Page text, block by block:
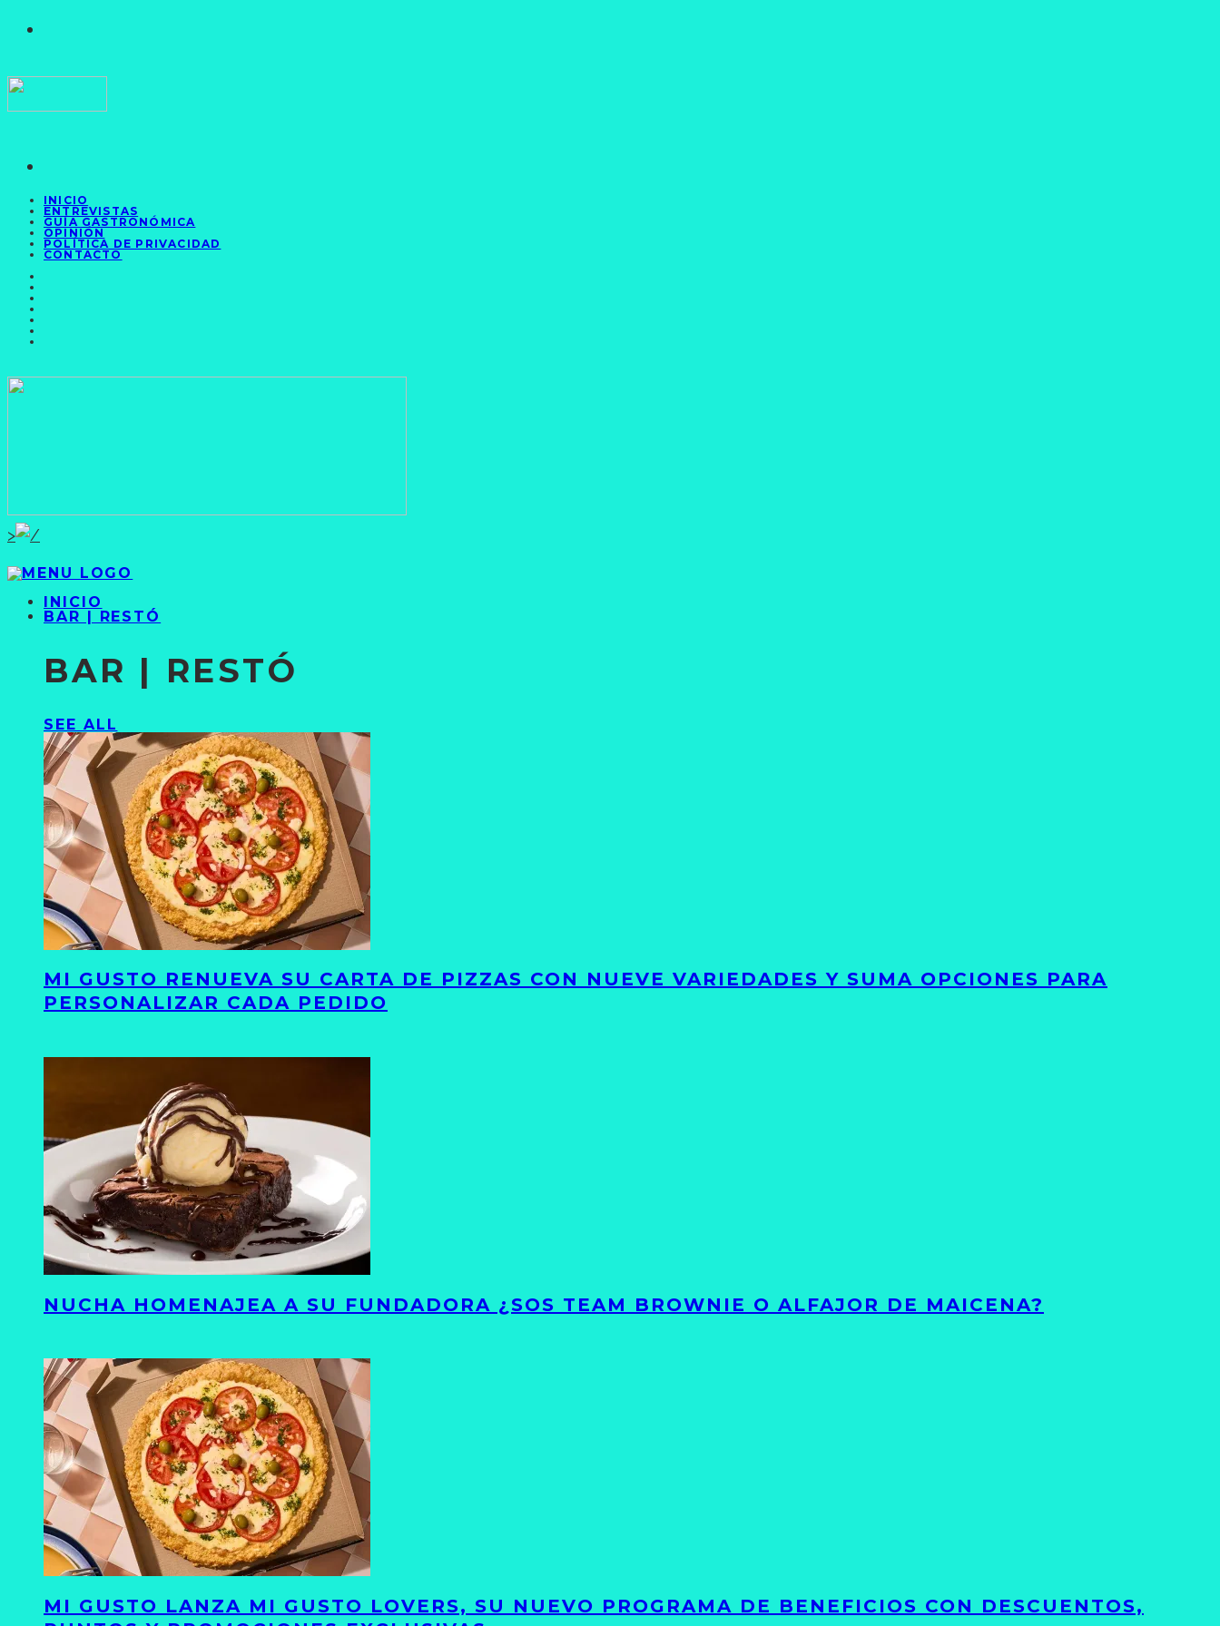
INICIO
ENTREVISTAS
GUÍA GASTRONÓMICA
OPINIÓN
POLÍTICA DE PRIVACIDAD
CONTACTO
>
INICIO
BAR | RESTÓ
BAR | RESTÓ
SEE ALL
MI GUSTO RENUEVA SU CARTA DE PIZZAS CON NUEVE VARIEDADES Y SUMA OPCIONES PARA
PERSONALIZAR CADA PEDIDO
NUCHA HOMENAJEA A SU FUNDADORA ¿SOS TEAM BROWNIE O ALFAJOR DE MAICENA?
MI GUSTO LANZA MI GUSTO LOVERS, SU NUEVO PROGRAMA DE BENEFICIOS CON DESCUENTOS,